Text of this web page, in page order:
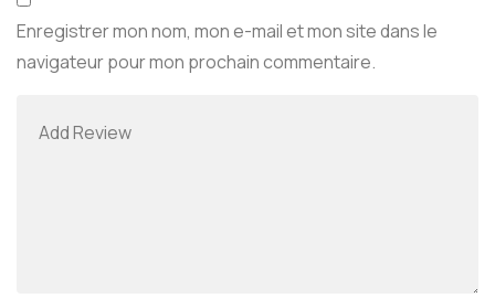
Enregistrer mon nom, mon e-mail et mon site dans le
navigateur pour mon prochain commentaire.